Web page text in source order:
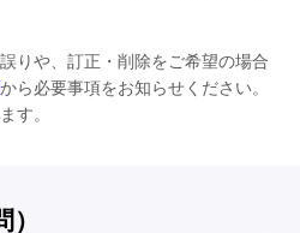
りや、訂正・削除をご希望の場合
から必要事項をお知らせください。
す。